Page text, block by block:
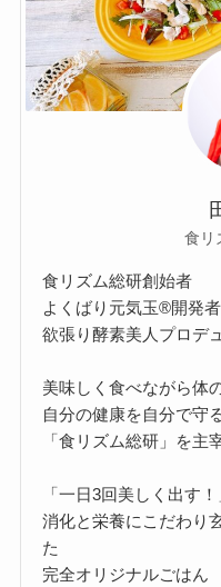
食リ
食リズム総研創始者
よくばり元気玉®開発者
欲張り酵素美人プロデ
美味しく食べながら体
自分の健康を自分で守
「食リズム総研」を主
「一日3回美しく出す
消化と栄養にこだわり
た
完全オリジナルごはん